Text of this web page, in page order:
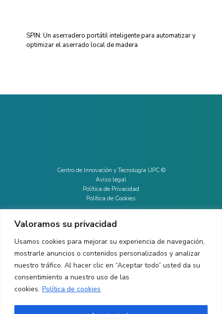
Valoramos su privacidad
Usamos cookies para mejorar su experiencia de navegación,
mostrarle anuncios o contenidos personalizados y analizar
nuestro tráfico. Al hacer clic en “Aceptar todo” usted da su
consentimiento a nuestro uso de las
cookies. Política de cookies
SPIN: Un aserradero portátil inteligente para automatizar y
optimizar el aserrado local de madera
Centro de Innovación y Tecnología UPC ©
Aviso legal
Política de Privacidad
Política de Cookies
CONTACTO
Ed. K2M (Planta 1, Oficina 106)
C/ Jordi Girona 1-3
08034 Barcelona (España)
+34 93 405 44 03